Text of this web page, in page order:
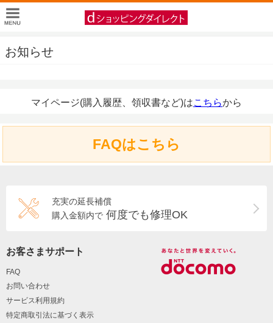
お知らせ
マイページ(購入履歴、領収書など)はこちらから
FAQはこちら
充実の延長補償
購入金額内で 何度でも修理OK
お客さまサポート
FAQ
お問い合わせ
サービス利用規約
特定商取引法に基づく表示